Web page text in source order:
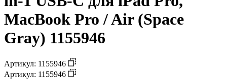
MacBook Pro / Air (Space
Gray) 1155946
Артикул: 1155946
Артикул: 1155946